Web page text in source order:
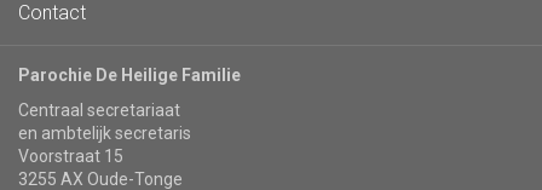
Contact
Parochie De Heilige Familie
Centraal secretariaat
en ambtelijk secretaris
Voorstraat 15
3255 AX Oude-Tonge